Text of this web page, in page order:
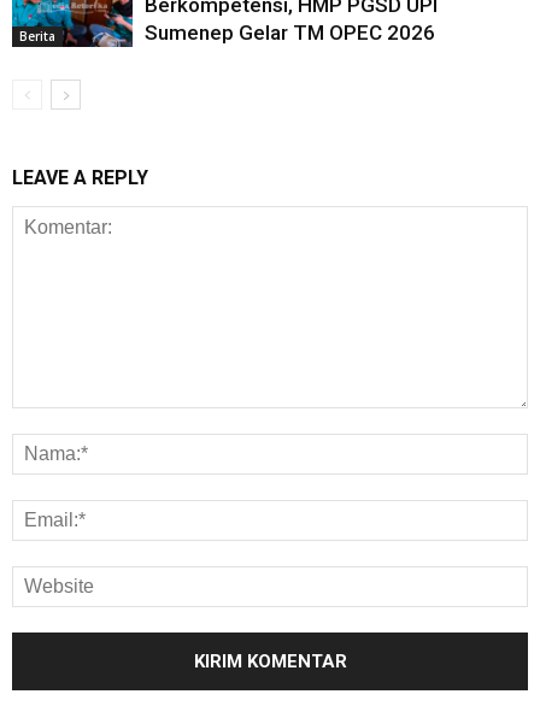
Berita
Sumenep Gelar TM OPEC 2026
LEAVE A REPLY